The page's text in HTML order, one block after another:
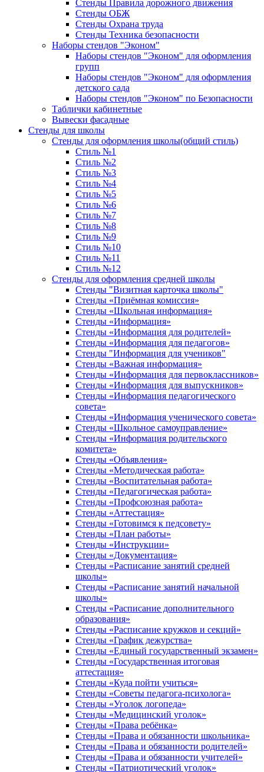
Стенды Правила дорожного движения
Стенды ОБЖ
Стенды Охрана труда
Стенды Техника безопасности
Наборы стендов "Эконом"
Наборы стендов "Эконом" для оформления
групп
Наборы стендов "Эконом" для оформления
детского сада
Наборы стендов "Эконом" по Безопасности
Таблички кабинетные
Вывески фасадные
Стенды для школы
Стенды для оформления школы(общий стиль)
Стиль №1
Стиль №2
Стиль №3
Стиль №4
Стиль №5
Стиль №6
Стиль №7
Стиль №8
Стиль №9
Стиль №10
Стиль №11
Стиль №12
Стенды для оформления средней школы
Стенды "Визитная карточка школы"
Стенды «Приёмная комиссия»
Стенды «Школьная информация»
Стенды «Информация»
Стенды «Информация для родителей»
Стенды «Информация для педагогов»
Стенды "Информация для учеников"
Стенды «Важная информация»
Стенды «Информация для первоклассников»
Стенды «Информация для выпускников»
Стенды «Информация педагогического
совета»
Стенды «Информация ученического совета»
Стенды «Школьное самоуправление»
Стенды «Информация родительского
комитета»
Стенды «Объявления»
Стенды «Методическая работа»
Стенды «Воспитательная работа»
Стенды «Педагогическая работа»
Стенды «Профсоюзная работа»
Стенды «Аттестация»
Стенды «Готовимся к педсовету»
Стенды «План работы»
Стенды «Инструкции»
Стенды «Документация»
Стенды «Расписание занятий средней
школы»
Стенды «Расписание занятий начальной
школы»
Стенды «Расписание дополнительного
образования»
Стенды «Расписание кружков и секций»
Стенды «График дежурства»
Стенды «Единый государственный экзамен»
Стенды «Государственная итоговая
аттестация»
Стенды «Куда пойти учиться»
Стенды «Советы педагога-психолога»
Стенды «Уголок логопеда»
Стенды «Медицинский уголок»
Стенды «Права ребёнка»
Стенды «Права и обязанности школьника»
Стенды «Права и обязанности родителей»
Стенды «Права и обязанности учителей»
Стенды «Патриотический уголок»